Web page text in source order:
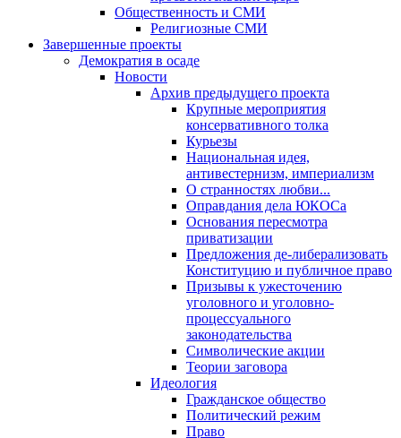
Общественность и СМИ
Религиозные СМИ
Завершенные проекты
Демократия в осаде
Новости
Архив предыдущего проекта
Крупные мероприятия
консервативного толка
Курьезы
Национальная идея,
антивестернизм, империализм
О странностях любви...
Оправдания дела ЮКОСа
Основания пересмотра
приватизации
Предложения де-либерализовать
Конституцию и публичное право
Призывы к ужесточению
уголовного и уголовно-
процессуального
законодательства
Символические акции
Теории заговора
Идеология
Гражданское общество
Политический режим
Право